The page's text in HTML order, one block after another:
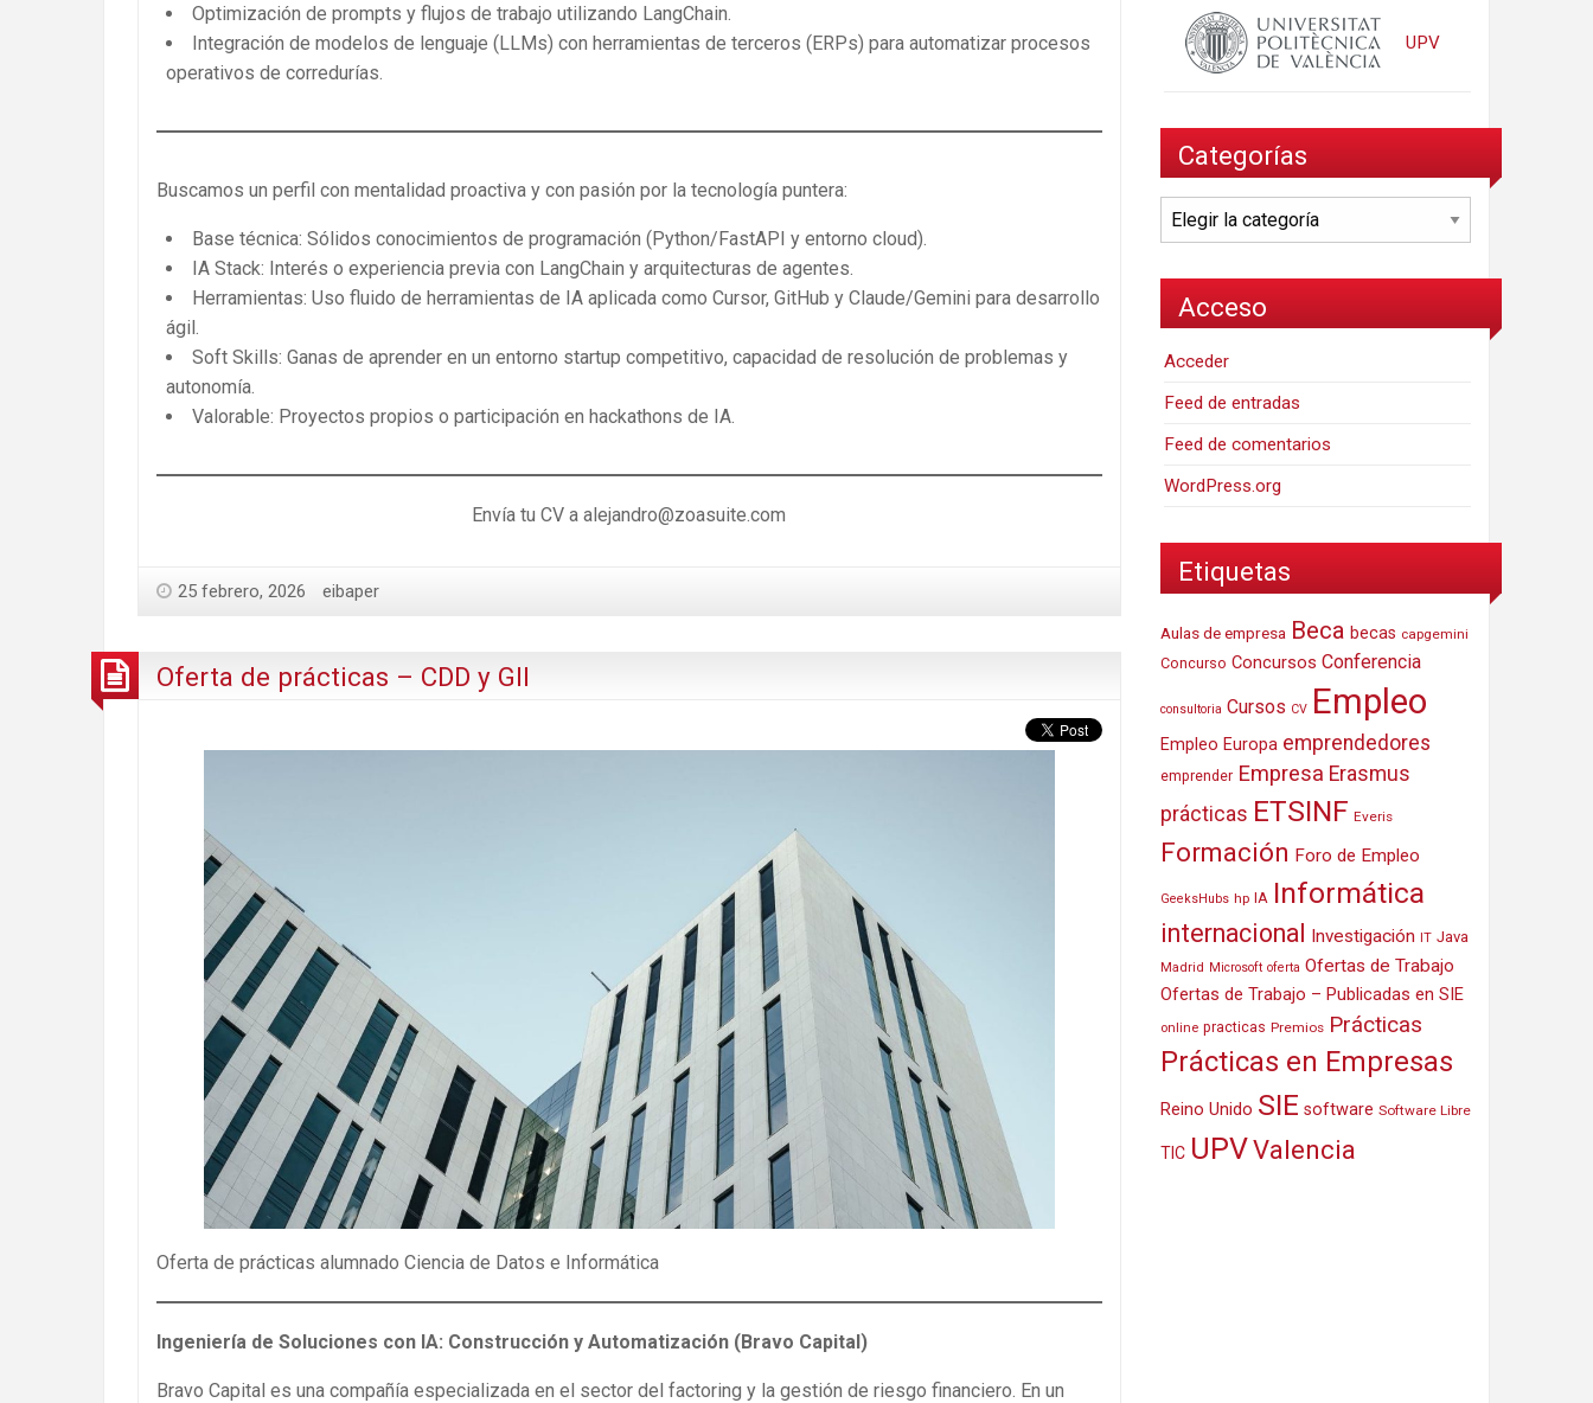
Optimización de prompts y flujos de trabajo utilizando LangChain.
Integración de modelos de lenguaje (LLMs) con herramientas de terceros (ERPs) para automatizar procesos
operativos de corredurías.
Buscamos un perfil con mentalidad proactiva y con pasión por la tecnología puntera:
Base técnica: Sólidos conocimientos de programación (Python/FastAPI y entorno cloud).
IA Stack: Interés o experiencia previa con LangChain y arquitecturas de agentes.
Herramientas: Uso fluido de herramientas de IA aplicada como Cursor, GitHub y Claude/Gemini para desarrollo
ágil.
Soft Skills: Ganas de aprender en un entorno startup competitivo, capacidad de resolución de problemas y
autonomía.
Valorable: Proyectos propios o participación en hackathons de IA.
Envía tu CV a alejandro@zoasuite.com
25 febrero, 2026 eibaper
Oferta de prácticas – CDD y GII
Oferta de prácticas alumnado Ciencia de Datos e Informática
Ingeniería de Soluciones con IA: Construcción y Automatización (Bravo Capital)
Bravo Capital es una compañía especializada en el sector del factoring y la gestión de riesgo financiero. En un
UPV
Categorías
Categorías
Acceso
Acceder
Feed de entradas
Feed de comentarios
WordPress.org
Etiquetas
Aulas de empresa Beca becas capgemini
Concurso Concursos Conferencia
consultoria Cursos CV Empleo
Empleo Europa emprendedores
emprender Empresa Erasmus
prácticas ETSINF Everis
Formación Foro de Empleo
GeeksHubs hp IA Informática
internacional Investigación IT Java
Madrid Microsoft oferta Ofertas de Trabajo
Ofertas de Trabajo – Publicadas en SIE
online practicas Premios Prácticas
Prácticas en Empresas
Reino Unido SIE software Software Libre
TIC UPVValencia